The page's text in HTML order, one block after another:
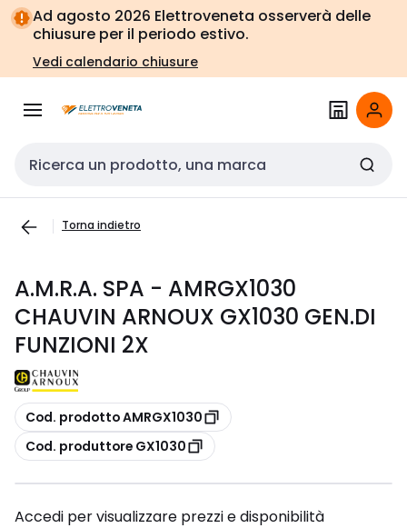
Vai alla
navigazione
Vai
alla
pagina
Ad agosto 2026 Elettroveneta osserverà delle
chiusure per il periodo estivo.
Vedi calendario chiusure
Cerca input
Torna indietro
A.M.R.A. SPA - AMRGX1030
CHAUVIN ARNOUX GX1030 GEN.DI
FUNZIONI 2X
copia
Cod. prodotto AMRGX1030
copia
Cod. produttore GX1030
Accedi per visualizzare prezzi e disponibilità